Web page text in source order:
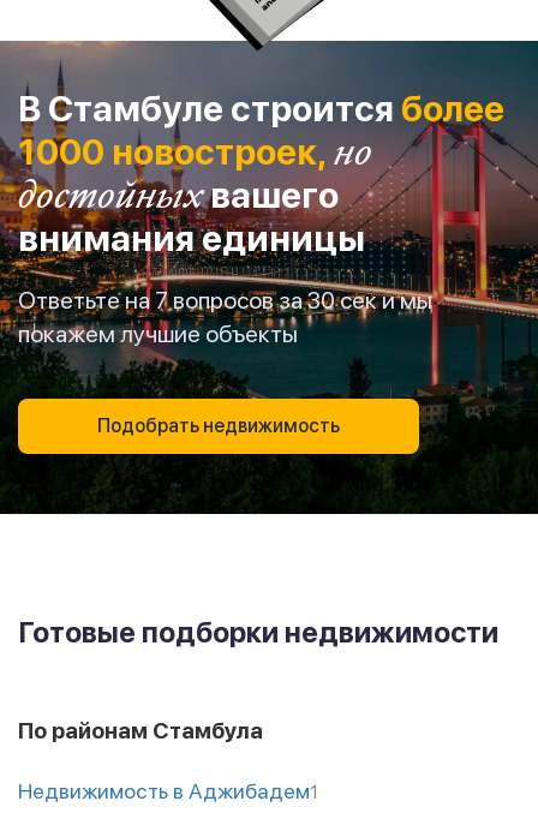
В Стамбуле строится более
1000 новостроек,но
достойныхвашего
внимания единицы
Ответьте на 7 вопросов за 30 сек и мы
покажем лучшие объекты
Подобрать недвижимость
Готовые подборки недвижимости
По районам Стамбула
Недвижимость в Аджибадем1